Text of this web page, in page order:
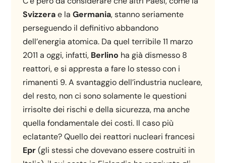
Svizzerae laGermania, stanno seriamente
perseguendo il definitivo abbandono
dell’energia atomica. Da quel terribile 11 marzo
2011 a oggi, infatti, Berlino ha già dismesso 8
reattori, e si appresta a fare lo stesso con i
rimanenti 9. A svantaggio dell’industria nucleare,
del resto, non ci sono solamente le questioni
irrisolte dei rischi e della sicurezza, ma anche
quella fondamentale dei costi. Il caso più
eclatante? Quello dei reattori nucleari francesi
Epr(gli stessi che dovevano essere costruiti in